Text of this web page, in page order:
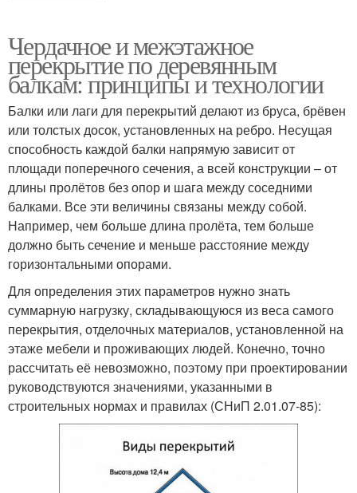
Чердачное и межэтажное
перекрытие по деревянным
балкам: принципы и технологии
Балки или лаги для перекрытий делают из бруса, брёвен
или толстых досок, установленных на ребро. Несущая
способность каждой балки напрямую зависит от
площади поперечного сечения, а всей конструкции – от
длины пролётов без опор и шага между соседними
балками. Все эти величины связаны между собой.
Например, чем больше длина пролёта, тем больше
должно быть сечение и меньше расстояние между
горизонтальными опорами.
Для определения этих параметров нужно знать
суммарную нагрузку, складывающуюся из веса самого
перекрытия, отделочных материалов, установленной на
этаже мебели и проживающих людей. Конечно, точно
рассчитать её невозможно, поэтому при проектировании
руководствуются значениями, указанными в
строительных нормах и правилах (СНиП 2.01.07-85):